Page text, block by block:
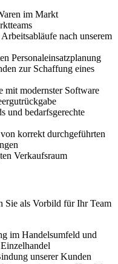
im Markt
nach unserem
Personaleinsatzplanung
zur Schaffung eines
mit modernster Software
und bedarfsgerechte
korrekt durchgeführten
Verkaufsraum
Sie als Vorbild für Ihr Team
im Handelsumfeld und
unserer Kunden